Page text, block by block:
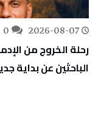
2026-08-07
رحلة الخروج من
الباحثين عن بداية